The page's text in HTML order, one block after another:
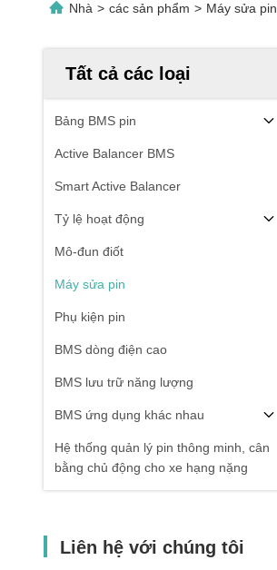
Nhà > các sản phẩm > Máy sửa pin
Tất cả các loại
Bảng BMS pin
Active Balancer BMS
Smart Active Balancer
Tỷ lệ hoạt động
Mô-đun điốt
Máy sửa pin
Phụ kiện pin
BMS dòng điện cao
BMS lưu trữ năng lượng
BMS ứng dụng khác nhau
Hệ thống quản lý pin thông minh, cân
bằng chủ động cho xe hạng nặng
Liên hệ với chúng tôi